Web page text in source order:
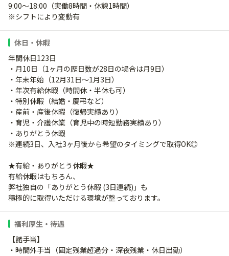
9:00～18:00（実働8時間・休憩1時間）
※シフトにより変動有
休日・休暇
年間休日123日
・月10日（1ヶ月の歴日数が28日の場合は月9日）
・年末年始（12月31日～1月3日）
・年次有給休暇（時間休・半休も可）
・特別休暇（結婚・慶弔など）
・産前・産後休暇（復帰実績あり）
・育児・介護休業（育児中の時短勤務実績あり）
・ありがとう休暇
※連続3日、入社3ヶ月後から希望のタイミングで取得OK◎
★有給・ありがとう休暇★
有給休暇はもちろん、
弊社独自の「ありがとう休暇 (3日連続)」も
積極的に取得いただける環境が整っております。
福利厚生・待遇
【諸手当】
・時間外手当（固定残業超過分・深夜残業・休日出勤）